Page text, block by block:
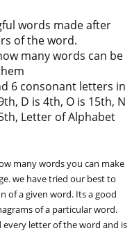
words made after
of the word.
many words can be
6 consonant letters in
D is 4th, O is 15th, N
Letter of Alphabet
many words you can make
we have tried our best to
of a given word. Its a good
of a particular word.
every letter of the word and is